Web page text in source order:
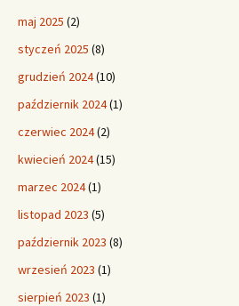
maj 2025 (2)
styczeń 2025 (8)
grudzień 2024(10)
październik 2024(1)
czerwiec 2024(2)
kwiecień 2024(15)
marzec 2024(1)
listopad 2023 (5)
październik 2023 (8)
wrzesień 2023 (1)
sierpień 2023 (1)